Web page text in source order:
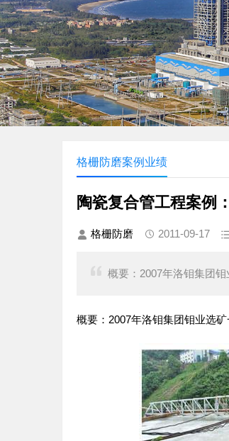
格栅防磨案例业绩
陶瓷复合管工程案例
格栅防磨 2011-09-17
概要：2007年洛钼集团
概要：2007年洛钼集团钼业选